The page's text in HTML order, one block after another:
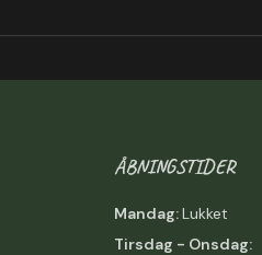
ÅBNINGSTIDER
Mandag:Lukket
Tirsdag - Onsdag: